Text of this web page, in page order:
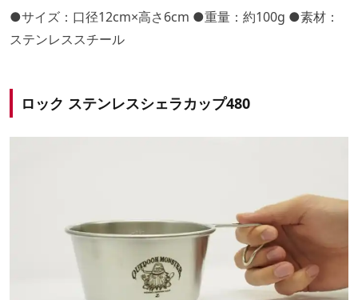
●サイズ：口径12cm×高さ6cm ●重量：約100g ●素材：
ステンレススチール
ロック ステンレスシェラカップ480